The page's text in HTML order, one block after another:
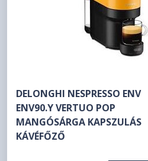
DELONGHI NESPRESSO ENV
ENV90.Y VERTUO POP
MANGÓSÁRGA KAPSZULÁS
KÁVÉFŐZŐ